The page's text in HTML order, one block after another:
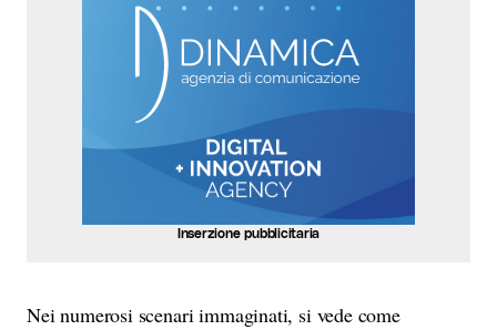
Inserzione pubblicitaria
Nei numerosi scenari immaginati, si vede come